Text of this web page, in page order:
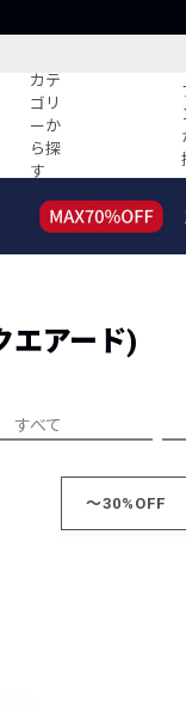
カテ
ゴリ
ーか
ら探
す
すべ
人
ウィ
エアード)
すべて
～30%OFF